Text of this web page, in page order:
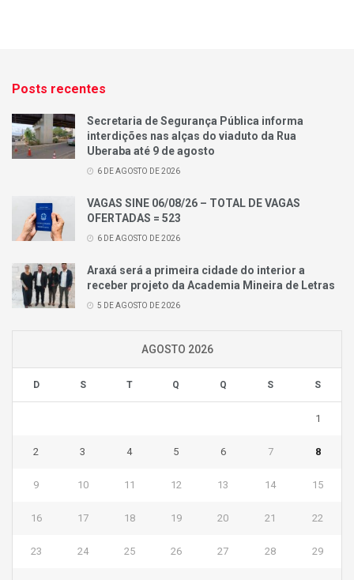
Posts recentes
Secretaria de Segurança Pública informa
interdições nas alças do viaduto da Rua
Uberaba até 9 de agosto
6 DE AGOSTO DE 2026
VAGAS SINE 06/08/26 – TOTAL DE VAGAS
OFERTADAS = 523
6 DE AGOSTO DE 2026
Araxá será a primeira cidade do interior a
receber projeto da Academia Mineira de Letras
5 DE AGOSTO DE 2026
AGOSTO 2026
D S T Q Q S S
1
2 3 4 5 6 7 8
9 10 11 12 13 14 15
16 17 18 19 20 21 22
23 24 25 26 27 28 29